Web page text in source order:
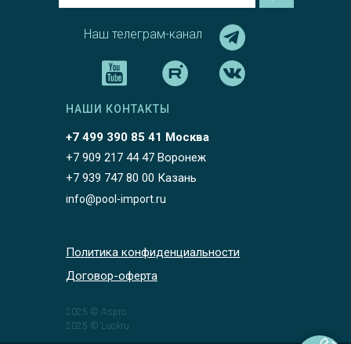
2025 © Aspro
2025 © Luckru
Наш телеграм-канал
+7 499 390 85 41 Москва
НАШИ КОНТАКТЫ
+7 909 217 44 47 Воронеж
+7 939 747 80 00 Казань
info@pool-import.ru
Политика конфиденциальности
Договор-оферта